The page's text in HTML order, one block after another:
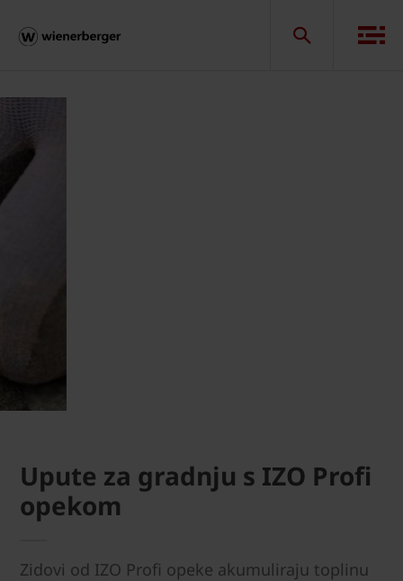
Upute za gradnju s IZO Profi
opekom
Zidovi od IZO Profi opeke akumuliraju toplinu